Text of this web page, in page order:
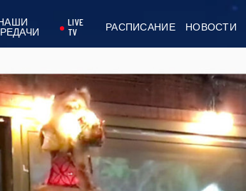
LIVE
TV
РАСПИСАНИЕ НОВОСТИ